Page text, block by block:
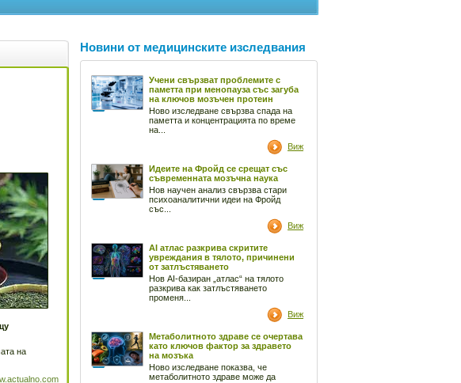
на
Новини от медицинските изследвания
Учени свързват проблемите с
паметта при менопауза със загуба
на ключов мозъчен протеин
Ново изследване свързва спада на
паметта и концентрацията по време
на...
Виж
Идеите на Фройд се срещат със
съвременната мозъчна наука
Нов научен анализ свързва стари
психоаналитични идеи на Фройд
със...
Виж
AI атлас разкрива скритите
увреждания в тялото, причинени
от затлъстяването
Нов AI-базиран „атлас“ на тялото
разкрива как затлъстяването
променя...
Виж
Метаболитното здраве се очертава
като ключов фактор за здравето
на мозъка
Ново изследване показва, че
метаболитното здраве може да